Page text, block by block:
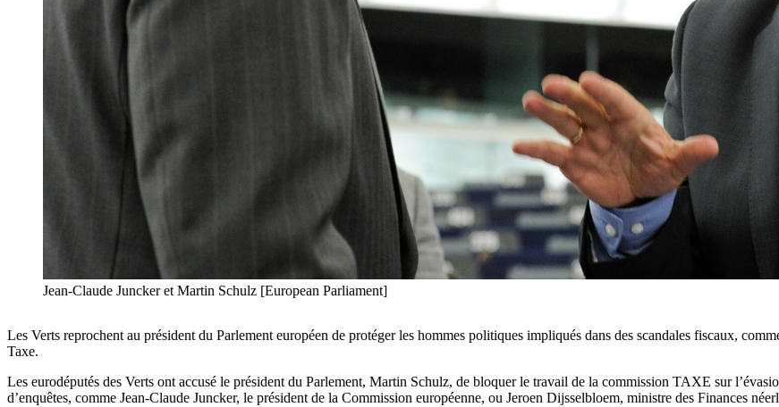
Jean-Claude Juncker et Martin Schulz [European Parliament]
Les Verts reprochent au président du Parlement européen de protéger les hommes politiques impliqués dans des scandales fiscaux,
Taxe.
Les eurodéputés des Verts ont accusé le président du Parlement, Martin Schulz, de bloquer le travail de la commission TAXE sur
d’enquêtes, comme Jean-Claude Juncker, le président de la Commission européenne, ou Jeroen Dijsselbloem, ministre des Finances